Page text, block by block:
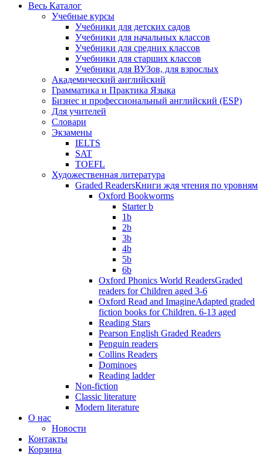
Весь Каталог
Учебные курсы
Учебники для детских садов
Учебники для начальных классов
Учебники для средних классов
Учебники для старших классов
Учебники для ВУЗов, для взрослых
Академический английский
Грамматика и Практика Языка
Бизнес и профессиональный английский (ESP)
Для учителей
Словари
Экзамены
IELTS
SAT
TOEFL
Художественная литература
Graded ReadersКниги ждя чтения по уровням
Oxford Bookworms
Starter b
1b
2b
3b
4b
5b
6b
Oxford Phonics World ReadersGraded
readers for Children aged 3-6
Oxford Read and ImagineAdapted graded
fiction books for Children. 6-13 aged
Reading Stars
Pearson English Graded Readers
Penguin readers
Collins Readers
Dominoes
Reading ladder
Non-fiction
Classic literature
Modern literature
О нас
Новости
Контакты
Корзина